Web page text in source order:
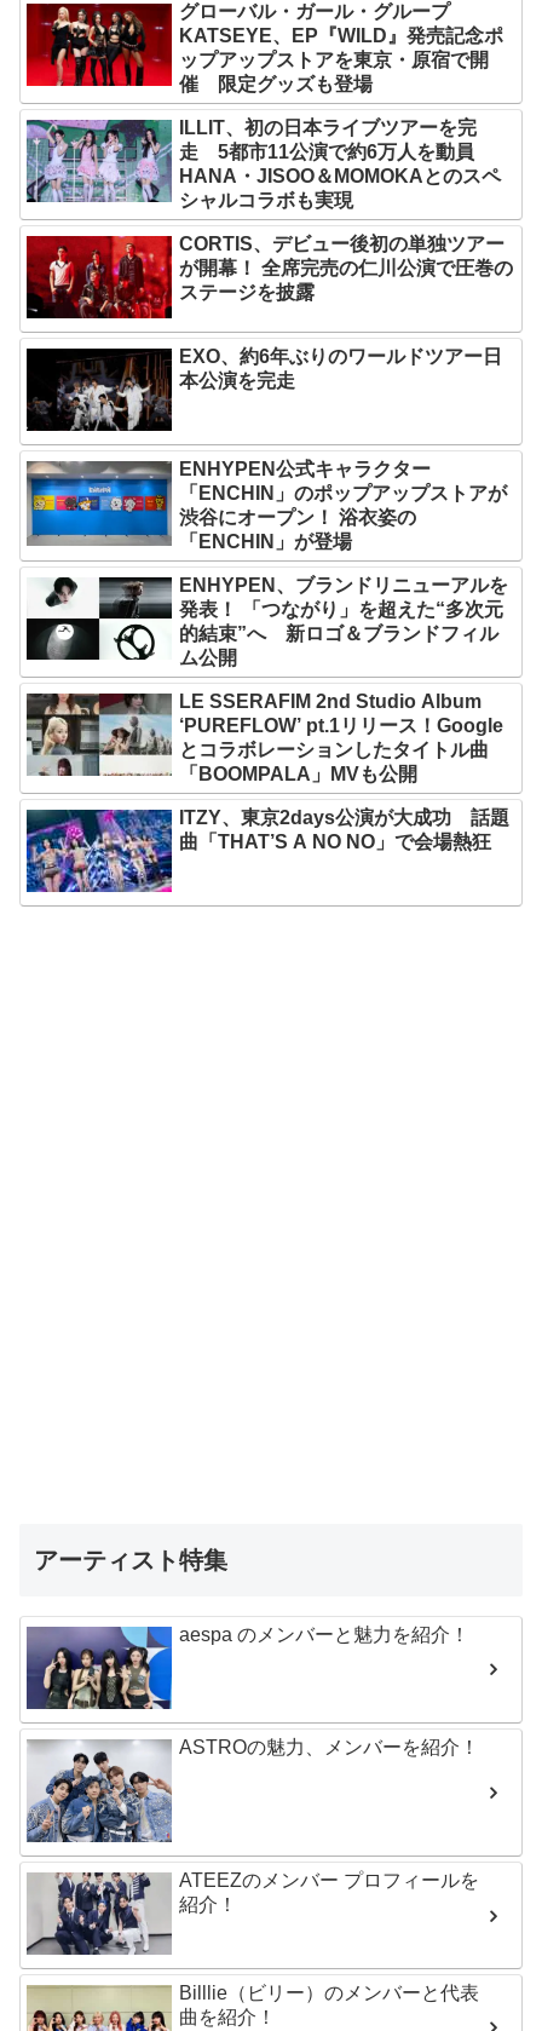
グローバル・ガール・グループ
KATSEYE、EP『WILD』発売記念ポ
ップアップストアを東京・原宿で開
催 限定グッズも登場
ILLIT、初の日本ライブツアーを完
走 5都市11公演で約6万人を動員
HANA・JISOO＆MOMOKAとのスペ
シャルコラボも実現
CORTIS、デビュー後初の単独ツアー
が開幕！ 全席完売の仁川公演で圧巻の
ステージを披露
EXO、約6年ぶりのワールドツアー日
本公演を完走
ENHYPEN公式キャラクター
「ENCHIN」のポップアップストアが
渋谷にオープン！ 浴衣姿の
「ENCHIN」が登場
ENHYPEN、ブランドリニューアルを
発表！ 「つながり」を超えた“多次元
的結束”へ 新ロゴ＆ブランドフィル
ム公開
LE SSERAFIM 2nd Studio Album
‘PUREFLOW’ pt.1リリース！Google
とコラボレーションしたタイトル曲
「BOOMPALA」MVも公開
ITZY、東京2days公演が大成功 話題
曲「THAT’S A NO NO」で会場熱狂
アーティスト特集
aespa のメンバーと魅力を紹介！
ASTROの魅力、メンバーを紹介！
ATEEZのメンバー プロフィールを
紹介！
Billlie（ビリー）のメンバーと代表
曲を紹介！